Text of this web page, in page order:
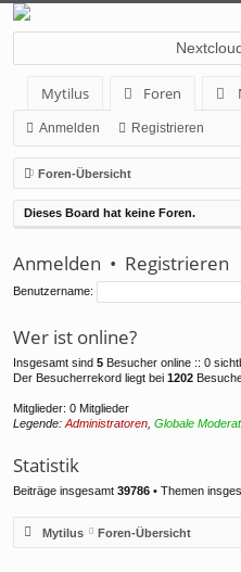
Mytilus Foren
Anmelden Registrieren
Foren-Übersicht
Dieses Board hat keine Foren.
Anmelden • Registrieren
Benutzername:
Wer ist online?
Insgesamt sind 5 Besucher online :: 0
Der Besucherrekord liegt bei 1202
Mitglieder: 0 Mitglieder
Legende: Administratoren Globale
Statistik
Beiträge insgesamt 39786 • Themen
Mytilus Foren-Übersicht